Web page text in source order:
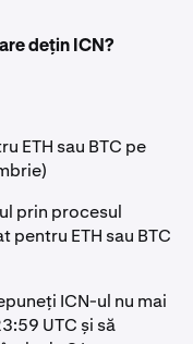
dețin ICN?
ETH sau BTC pe
prin procesul
ETH sau BTC
ICN-ul nu mai
UTC și să